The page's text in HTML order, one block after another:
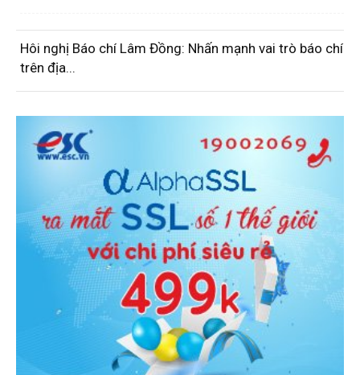
Hôi nghị Báo chí Lâm Đồng: Nhấn mạnh vai trò báo chí
trên địa...